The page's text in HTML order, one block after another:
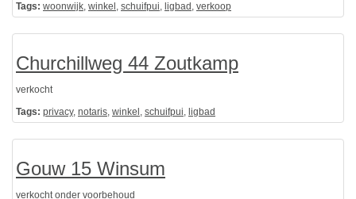
Tags: woonwijk, winkel , schuifpui, ligbad , verkoop
Churchillweg 44 Zoutkamp
verkocht
Tags: privacy, notaris, winkel , schuifpui, ligbad
Gouw 15 Winsum
verkocht onder voorbehoud